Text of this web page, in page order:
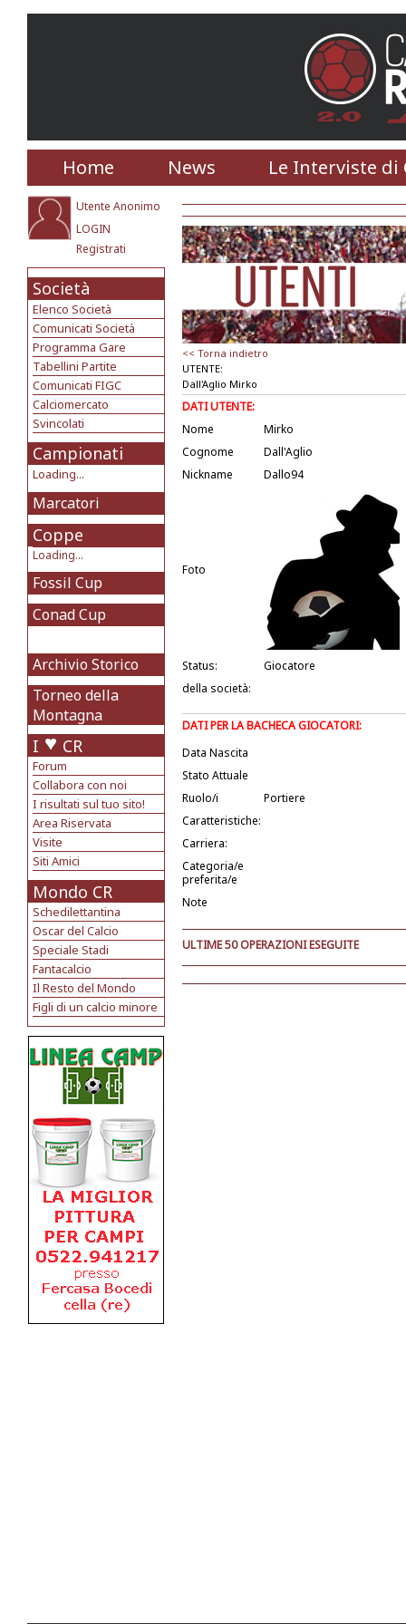
Home News Le Interviste di
Utente Anonimo
LOGIN
Registrati
Società
Elenco Società
Comunicati Società
Programma Gare
Tabellini Partite
Comunicati FIGC
Calciomercato
Svincolati
Campionati
Loading...
Marcatori
Coppe
Loading...
Fossil Cup
Conad Cup
Archivio Storico
Torneo della
Montagna
I CR
Forum
Collabora con noi
I risultati sul tuo sito!
Area Riservata
Visite
Siti Amici
Mondo CR
Schedilettantina
Oscar del Calcio
Speciale Stadi
Fantacalcio
Il Resto del Mondo
Figli di un calcio minore
<< Torna indietro
UTENTE:
Dall'Aglio Mirko
DATI UTENTE:
Nome
Mirko
Cognome
Dall'Aglio
Nickname
Dallo94
Foto
Status:
Giocatore
della società:
DATI PER LA BACHECA GIOCATORI:
Data Nascita
Stato Attuale
Ruolo/i
Portiere
Caratteristiche:
Carriera:
Categoria/e
preferita/e
Note
ULTIME 50 OPERAZIONI ESEGUITE